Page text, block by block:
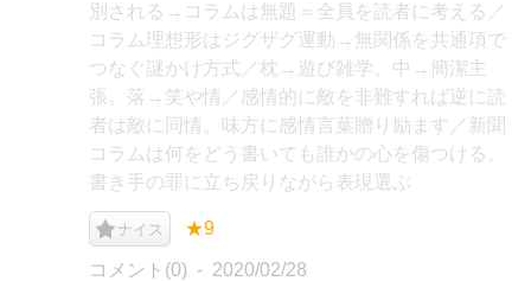
別される→コラムは無題＝全員を読者に考える／
コラム理想形はジグザグ運動→無関係を共通項で
つなぐ謎かけ方式／枕→遊び雑学。中→簡潔主
張。落→笑や情／感情的に敵を非難すれば逆に読
者は敵に同情。味方に感情言葉贈り励ます／新聞
コラムは何をどう書いても誰かの心を傷つける。
書き手の罪に立ち戻りながら表現選ぶ
ナイス ★9
コメント(0) 2020/02/28